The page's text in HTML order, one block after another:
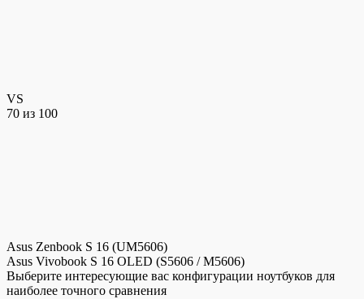
VS
70 из 100
Asus Zenbook S 16 (UM5606)
Asus Vivobook S 16 OLED (S5606 / M5606)
Выберите интересующие вас конфигурации ноутбуков для
наиболее точного сравнения